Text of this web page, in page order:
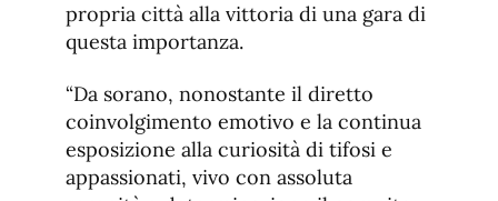
propria città alla vittoria di una gara di
questa importanza.
“Da sorano, nonostante il diretto
coinvolgimento emotivo e la continua
esposizione alla curiosità di tifosi e
appassionati, vivo con assoluta